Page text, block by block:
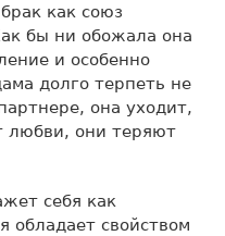
как союз
бы ни обожала она
и особенно
долго терпеть не
она уходит,
любви, они теряют
себя как
обладает свойством